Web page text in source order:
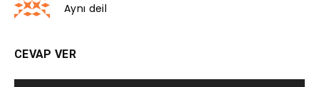
Aynı deil
CEVAP VER